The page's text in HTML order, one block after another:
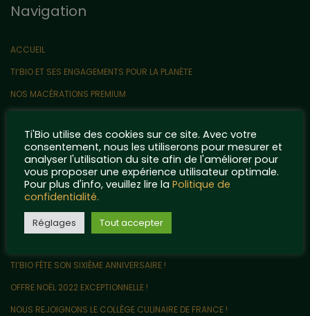
Navigation
ACCUEIL
TI’BIO ET SES ENGAGEMENTS POUR LA PLANÈTE
NOS MACÉRATIONS PREMIUM
QUELQUES POINTS DE RÉFÉRENCE…
MENTIONS LÉGALES ET POLITIQUE DE CONFIDENTIALITÉ
Articles récents
LE VRAC EN VENTE DIRECTE ARRIVE CHEZ TI’BIO !
TI’BIO FÊTE SON SIXIÈME ANNIVERSAIRE !
OFFRE NOËL 2022 EXCEPTIONNELLE !
NOUS REJOIGNONS LE COLLÈGE CULINAIRE DE FRANCE !
Ti'Bio utilise des cookies sur ce site. Avec votre
consentement, nous les utiliserons pour mesurer et
analyser l'utilisation du site afin de l'améliorer pour
vous proposer une expérience utilisateur optimale.
Pour plus d'info, veuillez lire la Politique de
confidentialité.
Réglages Tout accepter